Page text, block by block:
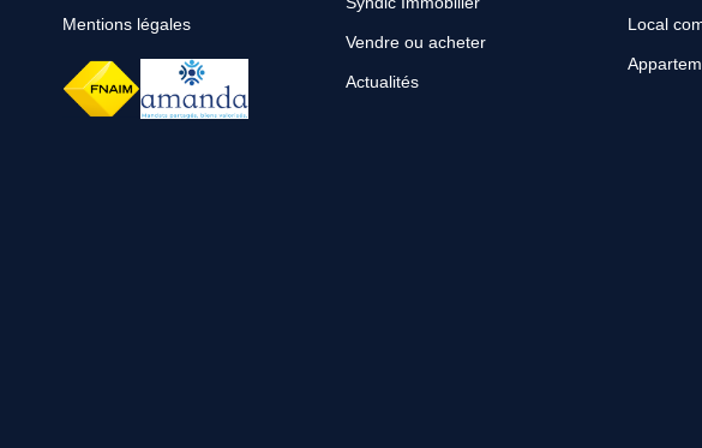
Mentions légales
Vendre ou acheter
Actualités
Local